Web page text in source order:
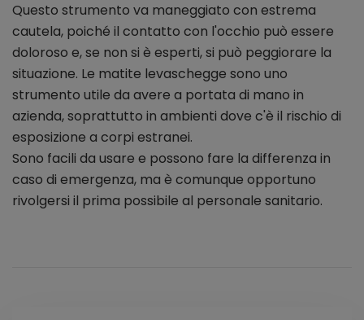
Questo strumento va maneggiato con estrema
cautela, poiché il contatto con l'occhio può essere
doloroso e, se non si è esperti, si può peggiorare la
situazione. Le matite levaschegge sono uno
strumento utile da avere a portata di mano in
azienda, soprattutto in ambienti dove c'è il rischio di
esposizione a corpi estranei.
Sono facili da usare e possono fare la differenza in
caso di emergenza, ma è comunque opportuno
rivolgersi il prima possibile al personale sanitario.